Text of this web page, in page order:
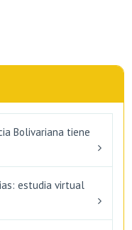
Bolivariana tiene
estudia virtual